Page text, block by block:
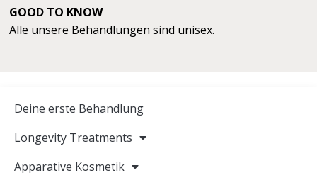
GOOD TO KNOW
Alle unsere Behandlungen sind unisex.
Deine erste Behandlung
Longevity Treatments
Apparative Kosmetik